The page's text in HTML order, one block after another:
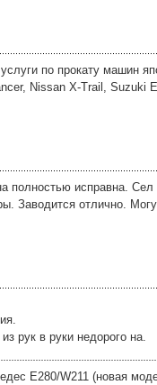
по прокату машин
Nissan X-Trail, Suzuki
исправна. Сел
Заводится отлично.
рук в руки недорого на.
Е280/W211 (новая